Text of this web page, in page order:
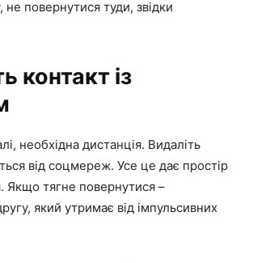
не повернутися туди, звідки
контакт із
необхідна дистанція. Видаліть
від соцмереж. Усе це дає простір
Якщо тягне повернутися –
який утримає від імпульсивних